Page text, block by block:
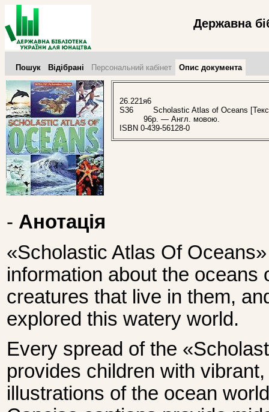
Державна
Пошук Відібрані Персональний кабінет Опис документа
26.221я6
S36
Scholastic Atlas of Oceans
96p. — Англ. мовою.
ISBN 0-439-56128-0
- Анотація
«Scholastic Atlas Of
information about the oceans
creatures that live in them,
explored this watery world.
Every spread of the
provides children with
illustrations of the ocean